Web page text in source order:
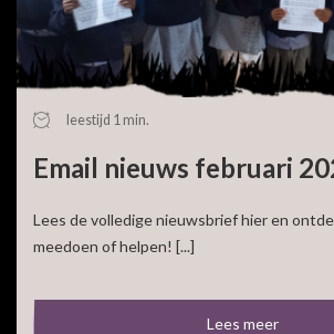
leestijd 1 min.
Email nieuws februari
Lees de volledige nieuwsbrief hier en
meedoen of helpen! [...]
Lees meer